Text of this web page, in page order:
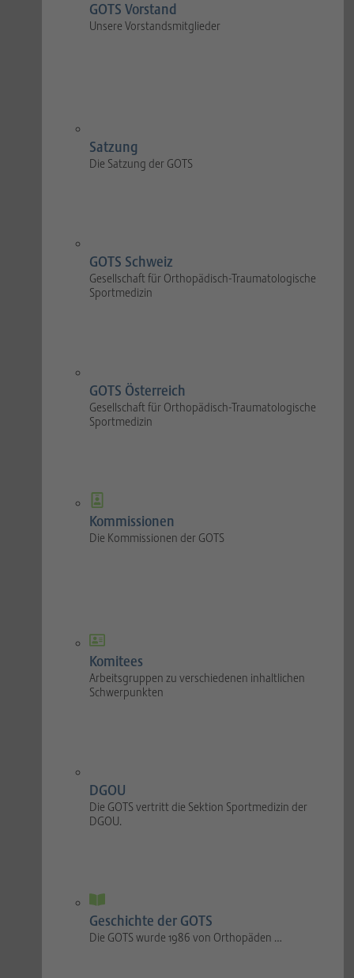
GOTS Vorstand
Unsere Vorstandsmitglieder
Satzung
Die Satzung der GOTS
GOTS Schweiz
Gesellschaft für Orthopädisch-Traumatologische
Sportmedizin
GOTS Österreich
Gesellschaft für Orthopädisch-Traumatologische
Sportmedizin
Kommissionen
Die Kommissionen der GOTS
Komitees
Arbeitsgruppen zu verschiedenen inhaltlichen
Schwerpunkten
DGOU
Die GOTS vertritt die Sektion Sportmedizin der
DGOU.
Geschichte der GOTS
Die GOTS wurde 1986 von Orthopäden …